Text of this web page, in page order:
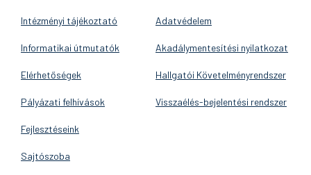
Intézményi tájékoztató
Informatikai útmutatók
Elérhetőségek
Pályázati felhívások
Fejlesztéseink
Sajtószoba
Adatvédelem
Akadálymentesítési nyilatkozat
Hallgatói Követelményrendszer
Visszaélés-bejelentési rendszer